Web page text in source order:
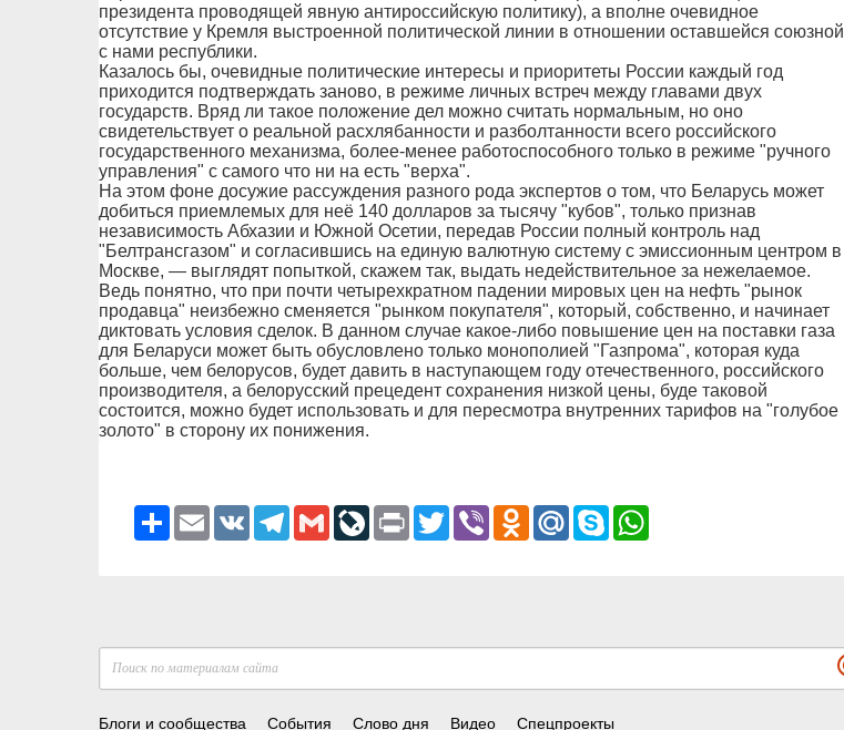
президента проводящей явную антироссийскую политику), а вполне очевидное
отсутствие у Кремля выстроенной политической линии в отношении оставшейся союзной
с нами республики.
Казалось бы, очевидные политические интересы и приоритеты России каждый год
приходится подтверждать заново, в режиме личных встреч между главами двух
государств. Вряд ли такое положение дел можно считать нормальным, но оно
свидетельствует о реальной расхлябанности и разболтанности всего российского
государственного механизма, более-менее работоспособного только в режиме "ручного
управления" с самого что ни на есть "верха".
На этом фоне досужие рассуждения разного рода экспертов о том, что Беларусь может
добиться приемлемых для неё 140 долларов за тысячу "кубов", только признав
независимость Абхазии и Южной Осетии, передав России полный контроль над
"Белтрансгазом" и согласившись на единую валютную систему с эмиссионным центром в
Москве, — выглядят попыткой, скажем так, выдать недействительное за нежелаемое.
Ведь понятно, что при почти четырехкратном падении мировых цен на нефть "рынок
продавца" неизбежно сменяется "рынком покупателя", который, собственно, и начинает
диктовать условия сделок. В данном случае какое-либо повышение цен на поставки газа
для Беларуси может быть обусловлено только монополией "Газпрома", которая куда
больше, чем белорусов, будет давить в наступающем году отечественного, российского
производителя, а белорусский прецедент сохранения низкой цены, буде таковой
состоится, можно будет использовать и для пересмотра внутренних тарифов на "голубое
золото" в сторону их понижения.
РесурсEmail VK Telegram
GmailLiveJournal
Print TwitterViber Odnoklassniki
Mail.RuSkypeWhatsApp
Блоги и сообщества События Слово дня Видео Спецпроекты